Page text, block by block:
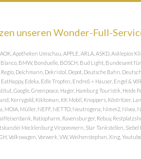
unseren Wonder-Full-
Apotheken Umschau, APPLE, ARLA, ASKD, Asklepios
BMW, Bonduelle, BOSCH, Bud Light, Bundesamt
Regio, Deichmann, Dekristol, Depot, Deutsche Bahn,
Edeka, Edle Tropfen, Endreß + Hauser, Engel &
Google, Greenpeace, Hager, Hamburg Touristik, Heide
Kerrygold, Kikkoman, KK Mobil, Knoppers, Köstritzer,
Müller, NEFF, NETTO, Neutrogena, Nimm2, Nivea,
Ratiopharm, Ravensburger, Rebuy,
Mecklenburg Virpommern, Star Tankstellen,
Volkswagen, Vorwerk, VW, Weihenstephan, Xing,